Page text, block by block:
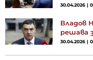
30.04.2026 |
Владов
решава
30.04.2026 |